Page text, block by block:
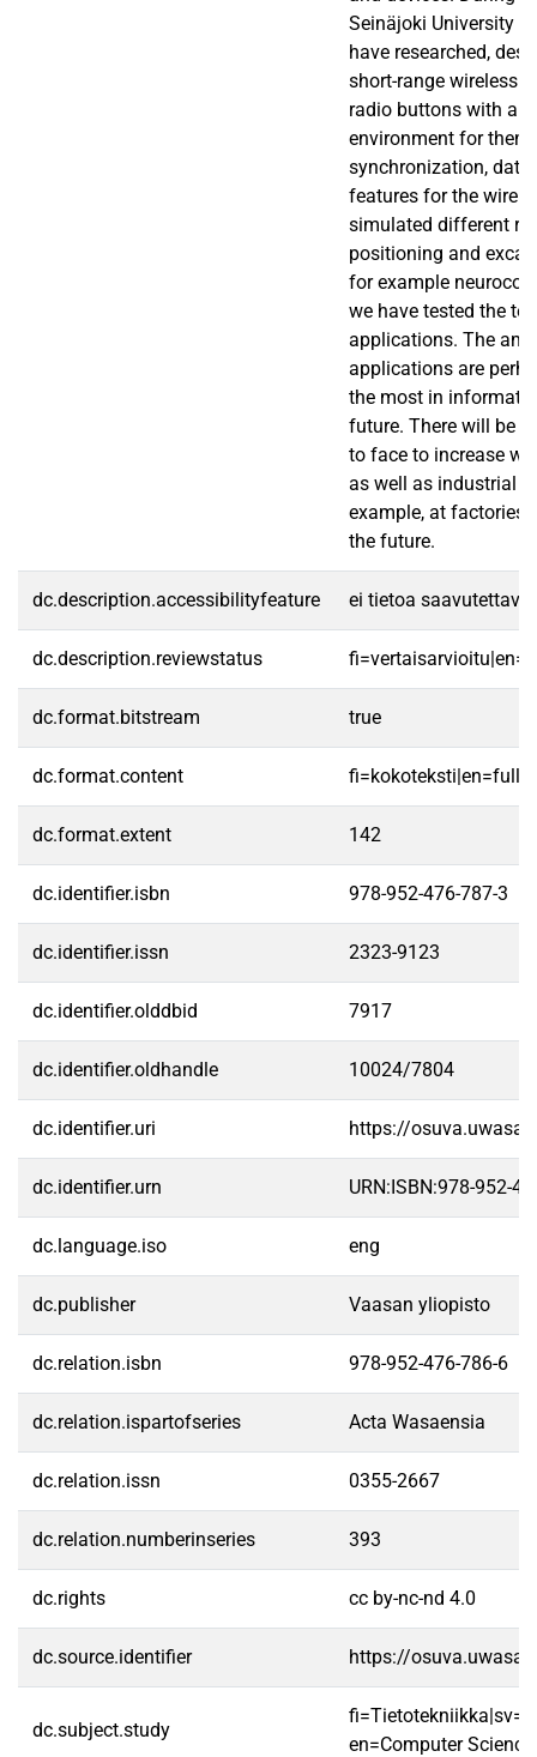
Seinäjoki University
have researched,
short-range wireless
radio buttons with a
environment for them
synchronization,
features for the
simulated different
positioning and
for example
we have tested the
applications. The
applications are
the most in
future. There will be
to face to increase
as well as industrial
example, at factories
the future.
dc.description.accessibilityfeature ei tietoa
dc.description.reviewstatus
dc.format.bitstream true
dc.format.content
dc.format.extent 142
dc.identifier.isbn 978-952-476-787-3
dc.identifier.issn 2323-9123
dc.identifier.olddbid 7917
dc.identifier.oldhandle 10024/7804
dc.identifier.uri https://
dc.identifier.urn URN:ISBN:978-952-
dc.language.iso eng
dc.publisher Vaasan yliopisto
dc.relation.isbn 978-952-476-786-6
dc.relation.ispartofseries Acta Wasaensia
dc.relation.issn 0355-2667
dc.relation.numberinseries 393
dc.rights cc by-nc-nd 4.0
dc.source.identifier https://
dc.subject.study
en=Computer Science|